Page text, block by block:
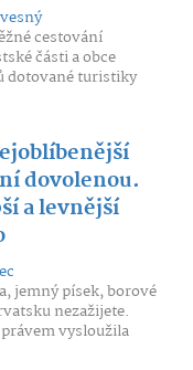
cestování
části a obce
dotované turistiky
dovolenou.
a levnější
jemný písek, borové
nezažijete.
vysloužila